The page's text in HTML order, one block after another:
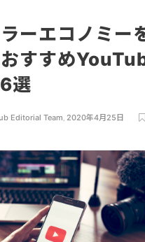
ーエコノミー
すすめ
選
Editorial Team, 2020年4月25日